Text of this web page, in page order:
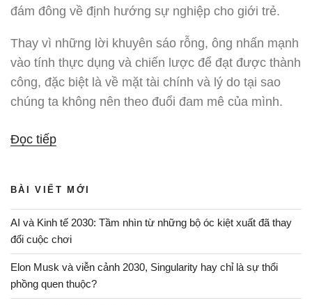
đám đông về định hướng sự nghiệp cho giới trẻ.
Thay vì những lời khuyên sáo rỗng, ông nhấn mạnh
vào tính thực dụng và chiến lược để đạt được thành
công, đặc biệt là về mặt tài chính và lý do tại sao
chúng ta không nên theo đuổi đam mê của mình.
Đọc tiếp“Đừng
đuổi
đam
mê”
BÀI VIẾT MỚI
AI và Kinh tế 2030: Tầm nhìn từ những bộ óc kiệt xuất đã thay
đổi cuộc chơi
Elon Musk và viễn cảnh 2030, Singularity hay chỉ là sự thổi
phồng quen thuộc?